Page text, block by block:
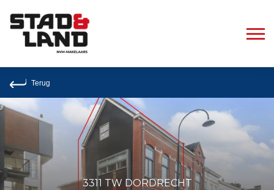
Terug
3311 TW DORDRECHT